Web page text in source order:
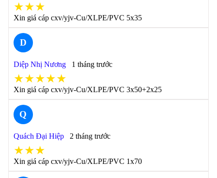
★★★
Xin giá cáp cxv/yjv-Cu/XLPE/PVC 5x35
D
Diệp Nhị Nương 1 tháng trước
★★★★★
Xin giá cáp cxv/yjv-Cu/XLPE/PVC 3x50+2x25
Q
Quách Đại Hiệp 2 tháng trước
★★★
Xin giá cáp cxv/yjv-Cu/XLPE/PVC 1x70